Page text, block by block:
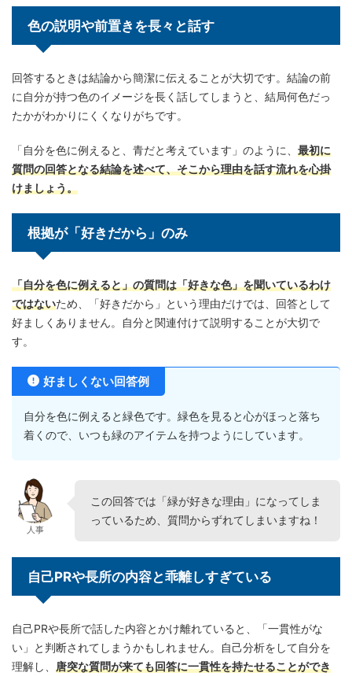
色の説明や前置きを長々と話す
回答するときは結論から簡潔に伝えることが大切です。結論の前
に自分が持つ色のイメージを長く話してしまうと、結局何色だっ
たかがわかりにくくなりがちです。
「自分を色に例えると、青だと考えています」のように、 最初に
質問の回答となる結論を述べて、そこから理由を話す流れを心掛
けましょう。
根拠が「好きだから」のみ
「自分を色に例えると」の質問は「好きな色」を聞いているわけ
ではないため、「好きだから」という理由だけでは、回答として
好ましくありません。自分と関連付けて説明することが大切で
す。
好ましくない回答例
自分を色に例えると緑色です。緑色を見ると心がほっと落ち
着くので、いつも緑のアイテムを持つようにしています。
人事
この回答では「緑が好きな理由」になってしま
っているため、質問からずれてしまいますね！
自己PRや長所の内容と乖離しすぎている
自己PRや長所で話した内容とかけ離れていると、「一貫性がな
い」と判断されてしまうかもしれません。自己分析をして自分を
理解し、 唐突な質問が来ても回答に一貫性を持たせることができ